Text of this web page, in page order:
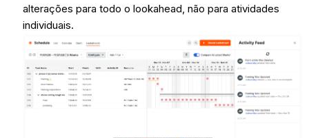
alterações para todo o lookahead, não para atividades
individuais.